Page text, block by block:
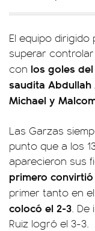
El equipo
superar
con los goles
saudita
Michael y
Las Garzas
punto que a los
aparecieron sus
primero
primer tanto en
colocó el 2-3. De
Ruiz logró el 3-3.